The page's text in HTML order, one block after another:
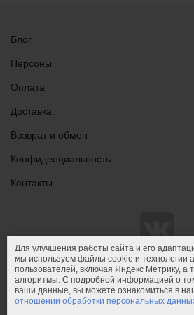
Блог
Персоны
Оплата
Доставка
Возврат и обмен
Конфиденциальность
Контакты
© 2011-2026.PIPIDU.ru—
интимных товаров
— интернет-магазин, который
Для улучшения работы сайта и его
мы используем файлы cookie и технологии
пользователей, включая Яндекс Метрику, а
алгоритмы. С подробной информацией о
ваши данные, вы можете ознакомиться в
отношении обработки персональных